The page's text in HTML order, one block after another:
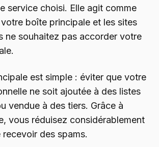
service choisi. Elle agit comme
boîte principale et les sites
ne souhaitez pas accorder votre
est simple : éviter que votre
ne soit ajoutée à des listes
vendue à des tiers. Grâce à
vous réduisez considérablement
recevoir des spams.